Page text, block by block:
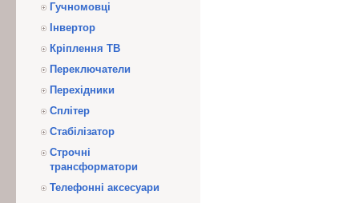
Гучномовці
Інвертор
Кріплення ТВ
Переключатели
Перехідники
Сплітер
Стабілізатор
Строчні
трансформатори
Телефонні аксесуари